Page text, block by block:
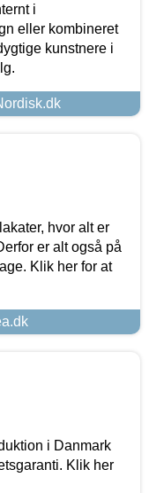
i
eller kombineret
kunstnere i
hvor alt er
er alt også på
Klik her for at
i Danmark
Klik her